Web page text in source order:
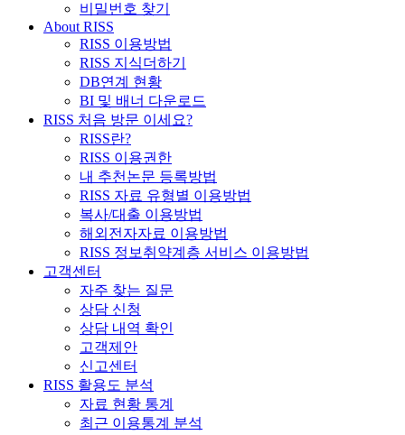
비밀번호 찾기
About RISS
RISS 이용방법
RISS 지식더하기
DB연계 현황
BI 및 배너 다운로드
RISS 처음 방문 이세요?
RISS란?
RISS 이용권한
내 추천논문 등록방법
RISS 자료 유형별 이용방법
복사/대출 이용방법
해외전자자료 이용방법
RISS 정보취약계층 서비스 이용방법
고객센터
자주 찾는 질문
상담 신청
상담 내역 확인
고객제안
신고센터
RISS 활용도 분석
자료 현황 통계
최근 이용통계 분석